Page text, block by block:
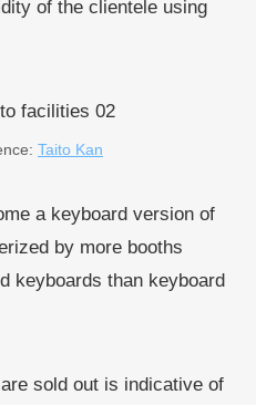
of the clientele using
Taito Kan
a keyboard version of
by more booths
keyboards than keyboard
sold out is indicative of